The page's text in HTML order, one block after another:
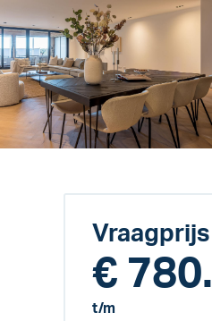
Vraagprijs
€
t/m